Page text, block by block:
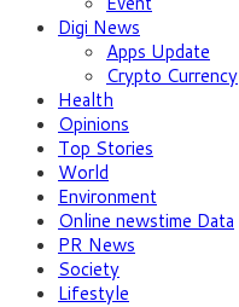
Digi News
Apps Update
Crypto Currency
Health
Opinions
Top Stories
World
Environment
Online newstime Data
PR News
Society
Lifestyle